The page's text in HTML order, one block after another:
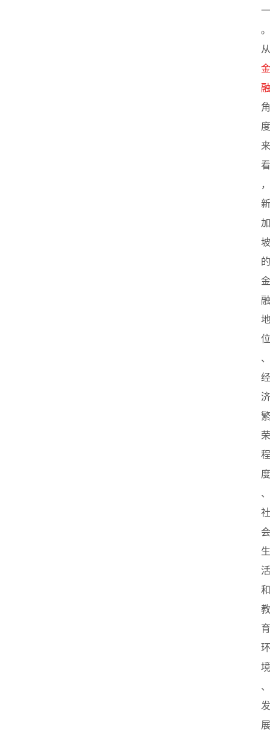
一
。
从
金
融
角
度
来
看
，
新
加
坡
的
金
融
地
位
、
经
济
繁
荣
程
度
、
社
会
生
活
和
教
育
环
境
、
发
展